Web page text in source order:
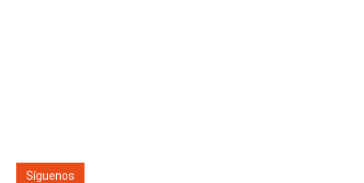
Síguenos